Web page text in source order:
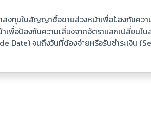
ลงทุนในสัญญาซื้อขายล่วงหน้าเพื่อป้องกันควา
อป้องกันความเสี่ยงจากอัตราแลกเปลี่ยนใน
Date) จนถึงวันที่ต้องจ่ายหรือรับชำระเงิน